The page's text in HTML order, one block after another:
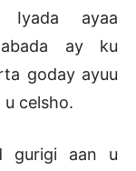
Iyada ayaa
ay ku
goday ayuu
u celsho.
gurigi aan u